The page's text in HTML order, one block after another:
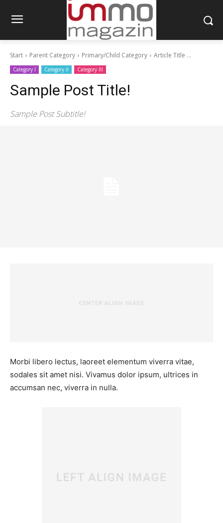
Start Parent Category Primary/Child Category Article Title ...
Category I Category II Category III
Sample Post Title!
Sample Post Subtitle!
Morbi libero lectus, laoreet elementum viverra vitae,
sodales sit amet nisi. Vivamus dolor ipsum, ultrices in
accumsan nec, viverra in nulla.